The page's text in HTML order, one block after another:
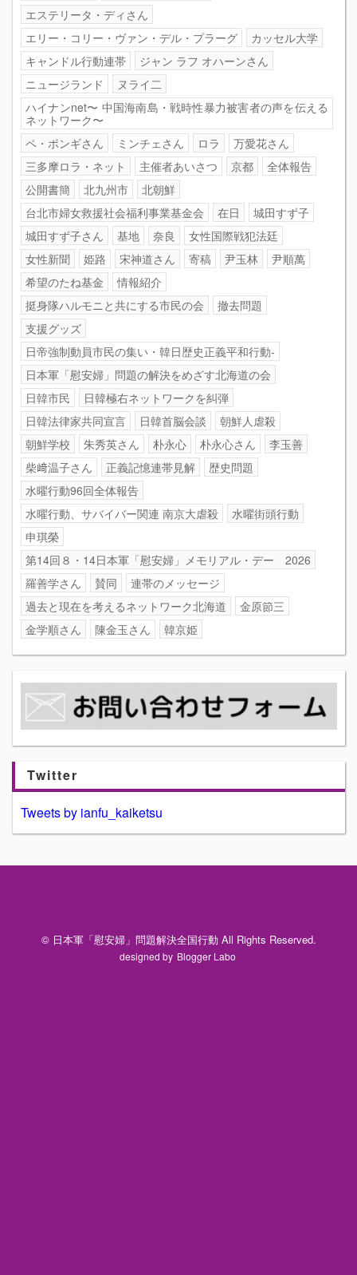
エステリータ・ディさん
エリー・コリー・ヴァン・デル・プラーグ
カッセル大学
キャンドル行動連帯
ジャン ラフ オハーンさん
ニュージランド
ヌライ二
ハイナンnet〜 中国海南島・戦時性暴力被害者の声を伝える
ネットワーク〜
ペ・ポンギさん
ミンチェさん ロラ
万愛花さん
三多摩ロラ・ネット
主催者あいさつ 京都
全体報告
公開書簡
北九州市
北朝鮮
台北市婦女救援社会福利事業基金会
在日
城田すず子
城田すず子さん
基地 奈良
女性国際戦犯法廷
女性新聞
姫路 宋神道さん 寄稿 尹玉林
尹順萬
希望のたね基金
情報紹介
挺身隊ハルモニと共にする市民の会
撤去問題
支援グッズ
日帝強制動員市民の集い・韓日歴史正義平和行動-
日本軍「慰安婦」問題の解決をめざす北海道の会
日韓市民
日韓極右ネットワークを糾弾
日韓法律家共同宣言
日韓首脳会談
朝鮮人虐殺
朝鮮学校
朱秀英さん 朴永心 朴永心さん
李玉善
柴﨑温子さん
正義記憶連帯見解
歴史問題
水曜行動96回全体報告
水曜行動、サバイバー関連 南京大虐殺
水曜街頭行動
申琪榮
第14回８・14日本軍「慰安婦」メモリアル・デー 2026
羅善学さん
賛同
連帯のメッセージ
過去と現在を考えるネットワーク北海道
金原節三
金学順さん
陳金玉さん 韓京姫
Twitter
Tweets by ianfu_kaiketsu
© 日本軍「慰安婦」問題解決全国行動 All Rights Reserved.
designed by Blogger Labo